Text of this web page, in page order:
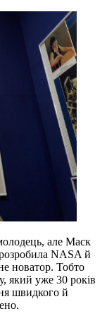
але Маск
NASA й
новатор. Тобто
який уже 30 років
швидкого й